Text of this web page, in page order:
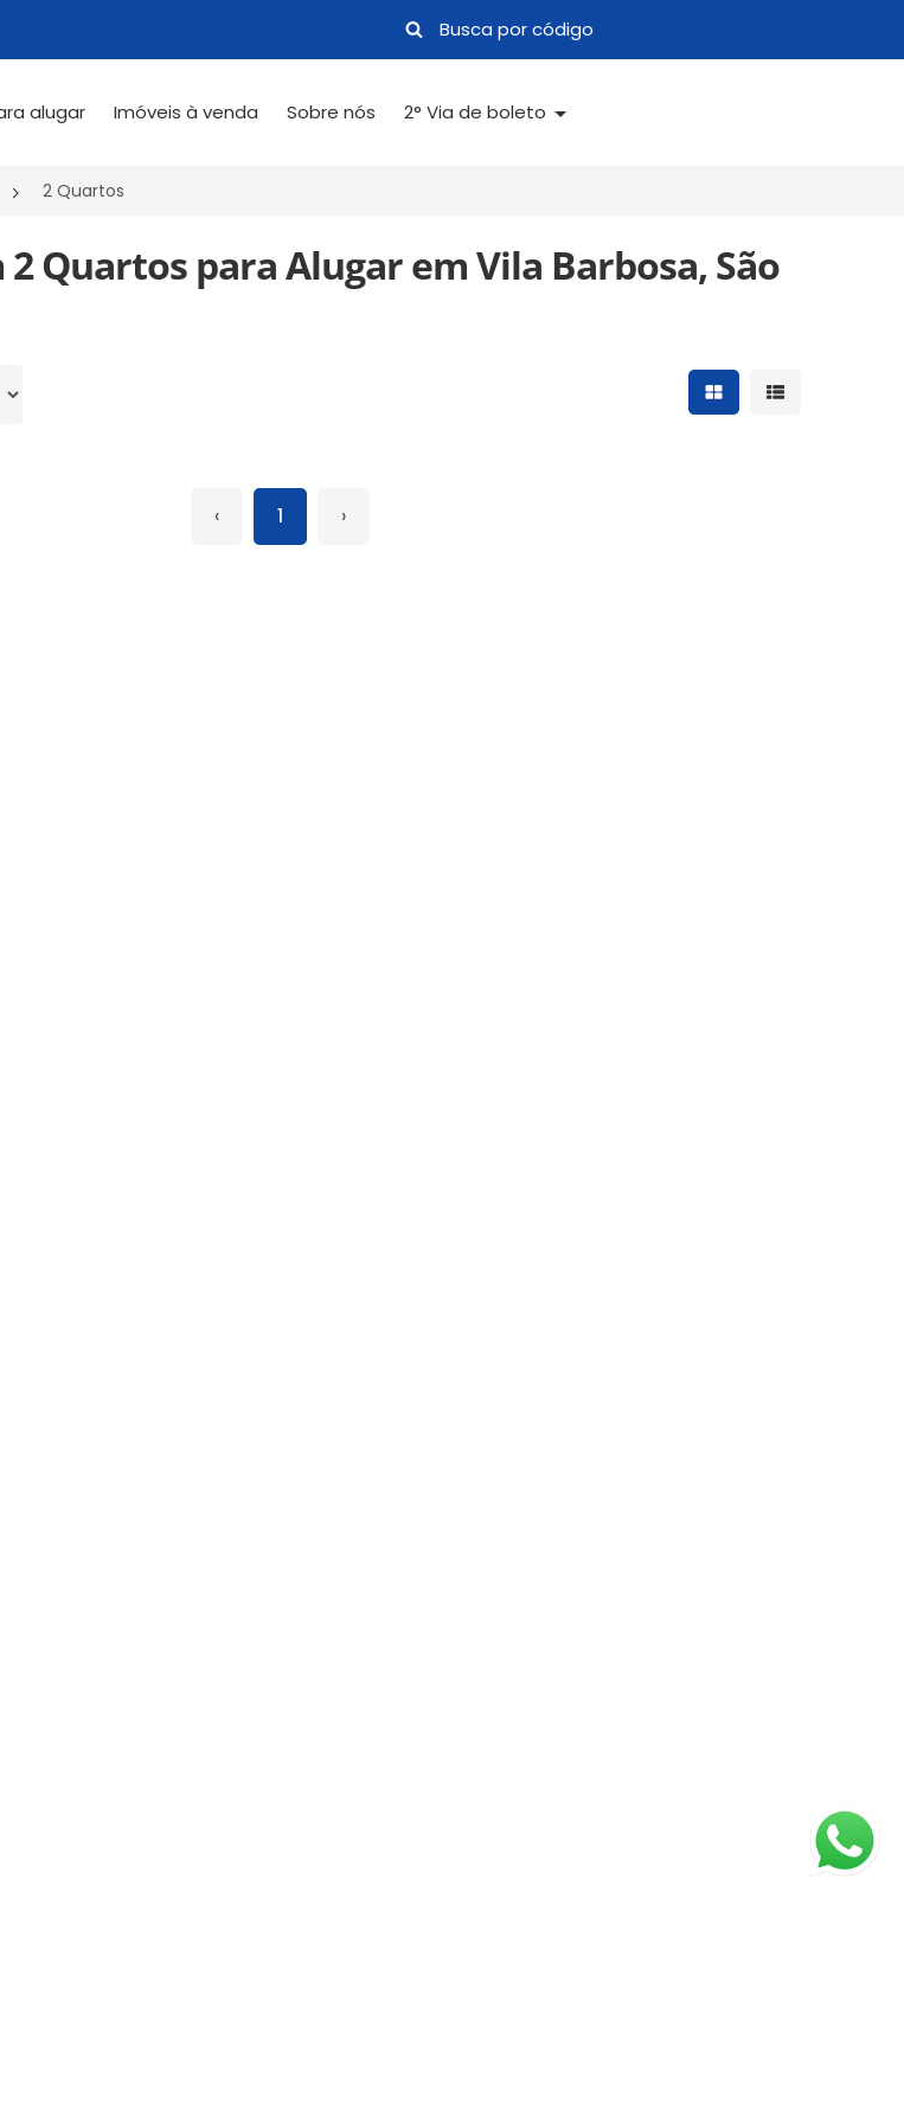
alugar Imóveis à venda Sobre nós 2° Via de boleto
2 Quartos
Quartos para Alugar em Vila Barbosa, São
Mostrar resultados
Mostrar
‹ 1 ›